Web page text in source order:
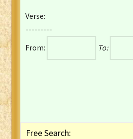
French Darby Bible
French Louis Segond Bible
Gaelic (Manx) Selections
Gaelic (Scottish) Mark
Verse:
---------
From:
To:
Free Search: